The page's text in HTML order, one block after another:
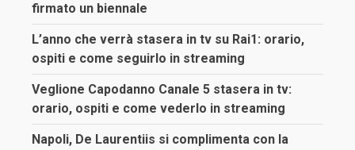
firmato un biennale
L’anno che verrà stasera in tv su Rai1: orario,
ospiti e come seguirlo in streaming
Veglione Capodanno Canale 5 stasera in tv:
orario, ospiti e come vederlo in streaming
Napoli, De Laurentiis si complimenta con la